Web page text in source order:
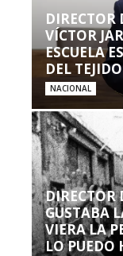
DIRECTOR
VÍCTOR
ESCUELA
DEL
NACIONAL
DIRECTOR
GUSTABA
VIERA LA
LO PUEDO